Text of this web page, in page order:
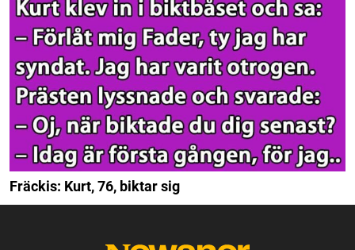
Fräckis: Kurt, 76, biktar sig